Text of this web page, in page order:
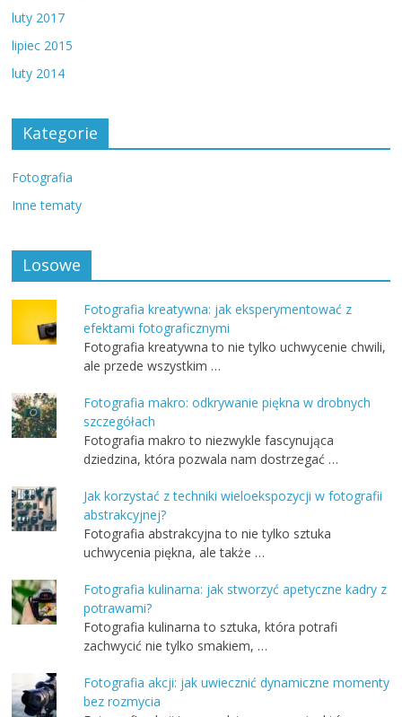
luty 2017
lipiec 2015
luty 2014
Kategorie
Fotografia
Inne tematy
Losowe
Fotografia kreatywna: jak eksperymentować z
efektami fotograficznymi
Fotografia kreatywna to nie tylko uchwycenie chwili,
ale przede wszystkim …
Fotografia makro: odkrywanie piękna w drobnych
szczegółach
Fotografia makro to niezwykle fascynująca
dziedzina, która pozwala nam dostrzegać …
Jak korzystać z techniki wieloekspozycji w fotografii
abstrakcyjnej?
Fotografia abstrakcyjna to nie tylko sztuka
uchwycenia piękna, ale także …
Fotografia kulinarna: jak stworzyć apetyczne kadry z
potrawami?
Fotografia kulinarna to sztuka, która potrafi
zachwycić nie tylko smakiem, …
Fotografia akcji: jak uwiecznić dynamiczne momenty
bez rozmycia